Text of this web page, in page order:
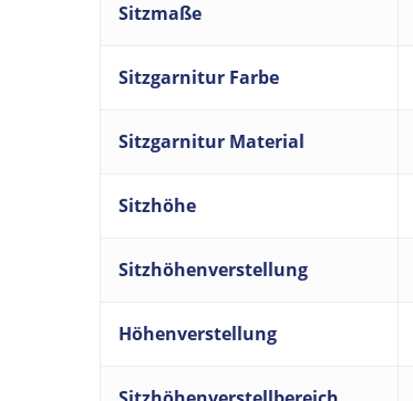
Sitzmaße
Sitzgarnitur Farbe
Sitzgarnitur Material
Sitzhöhe
Sitzhöhenverstellung
Höhenverstellung